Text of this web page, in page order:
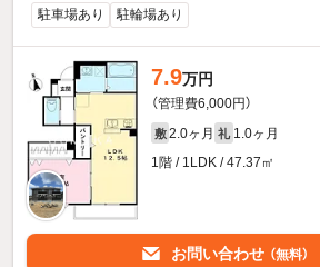
駐車場あり 駐輪場あり
7.9万円
（管理費6,000円）
敷 2.0ヶ月 礼 1.0ヶ月
1階 / 1LDK / 47.37㎡
お問い合わせ （無料）